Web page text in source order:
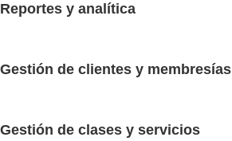
Reportes y analítica
Gestión de clientes y membresías
Gestión de clases y servicios